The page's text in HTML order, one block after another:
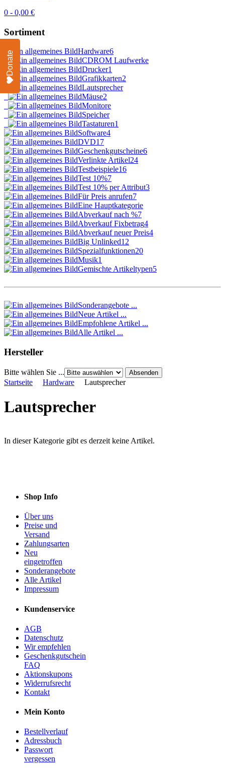
0 - 0,00 €
Sortiment
Hardware6
CDROM Laufwerke
Drucker1
Grafikkarten2
Lautsprecher
Mäuse2
Monitore
Speicher
Tastaturen1
Software4
DVD17
Geschenkgutscheine6
Verlinkte Artikel24
Testbeispiele16
Test 10%7
Test 10% per Attribut3
Für Preis anrufen7
Eine Hauptkategorie
Abverkauf nach %7
Abverkauf Fixbetrag4
Abverkauf neuer Preis4
Big Unlinked12
Spezialfunktionen20
Musik1
Gemischte Artikeltypen5
Sonderangebote ...
Neue Artikel ...
Empfohlene Artikel ...
Alle Artikel ...
Hersteller
Bitte wählen Sie ...
Startseite
Hardware Lautsprecher
Lautsprecher
In dieser Kategorie gibt es derzeit keine Artikel.
Shop Info
Über uns
Preise und
Versand
Zahlungsarten
Neu
eingetroffen
Sonderangebote
Alle Artikel
Impressum
Kundenservice
AGB
Datenschutz
Wir empfehlen
Geschenkgutschein
FAQ
Aktionskupons
Widerrufsrecht
Kontakt
Mein Konto
Bestellverlauf
Adressbuch
Passwort
vergessen
Donate